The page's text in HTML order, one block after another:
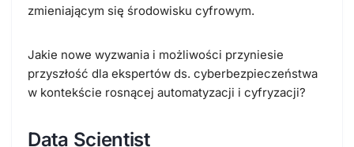
zmieniającym się środowisku cyfrowym.
Jakie nowe wyzwania i możliwości przyniesie
przyszłość dla ekspertów ds. cyberbezpieczeństwa
w kontekście rosnącej automatyzacji i cyfryzacji?
Data Scientist